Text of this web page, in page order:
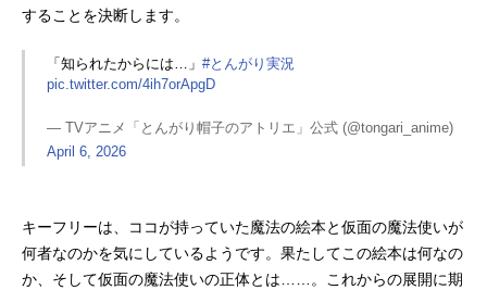
することを決断します。
「知られたからには…」 #とんがり実況
pic.twitter.com/4ih7orApgD
— TVアニメ「とんがり帽子のアトリエ」公式 (@tongari_anime)
April 6, 2026
キーフリーは、ココが持っていた魔法の絵本と仮面の魔法使いが
何者なのかを気にしているようです。果たしてこの絵本は何なの
か、そして仮面の魔法使いの正体とは……。これからの展開に期